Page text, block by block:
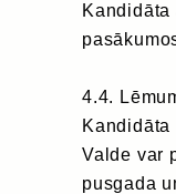
4.4.
Valde var
pusgada